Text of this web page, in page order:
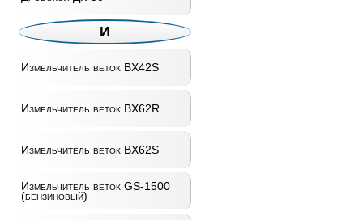
И
Измельчитель веток BX42S
Измельчитель веток BX62R
Измельчитель веток BX62S
Измельчитель веток GS-1500
(бензиновый)